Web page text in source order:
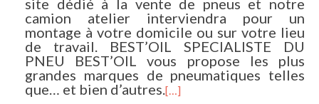
site dédié à la vente de pneus et notre
camion atelier interviendra pour un
montage à votre domicile ou sur votre lieu
de travail. BEST’OIL SPECIALISTE DU
PNEU BEST’OIL vous propose les plus
grandes marques de pneumatiques telles
que… et bien d’autres.[…]